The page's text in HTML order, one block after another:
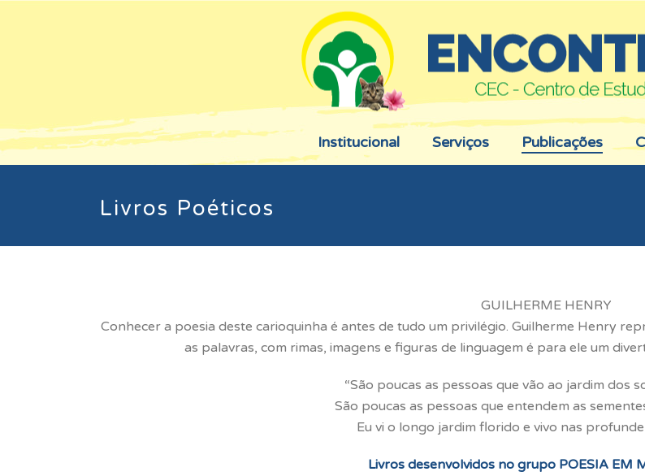
Institucional Serviços Publicações
Livros Poéticos
GUILHERME HENRY
Conhecer a poesia deste carioquinha é antes de tudo um privilégio. Guilherme Henry
as palavras, com rimas, imagens e figuras de linguagem é para ele um
“São poucas as pessoas que vão ao jardim dos
São poucas as pessoas que entendem as
Eu vi o longo jardim florido e vivo nas
Livros desenvolvidos no grupo POESIA EM